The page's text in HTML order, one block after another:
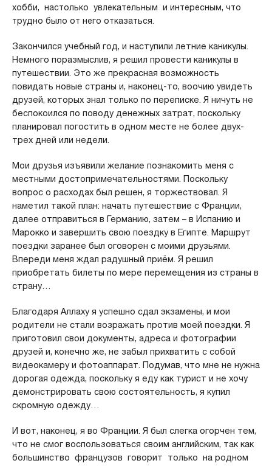
хобби, настолько увлекательным и интересным, что
трудно было от него отказаться.
Закончился учебный год, и наступили летние каникулы.
Немного поразмыслив, я решил провести каникулы в
путешествии. Это же прекрасная возможность
повидать новые страны и, наконец-то, воочию увидеть
друзей, которых знал только по переписке. Я ничуть не
беспокоился по поводу денежных затрат, поскольку
планировал погостить в одном месте не более двух-
трех дней или недели.
Мои друзья изъявили желание познакомить меня с
местными достопримечательностями. Поскольку
вопрос о расходах был решен, я торжествовал. Я
наметил такой план: начать путешествие с Франции,
далее отправиться в Германию, затем – в Испанию и
Марокко и завершить свою поездку в Египте. Маршрут
поездки заранее был оговорен с моими друзьями.
Впереди меня ждал радушный приём. Я решил
приобретать билеты по мере перемещения из страны в
страну…
Благодаря Аллаху я успешно сдал экзамены, и мои
родители не стали возражать против моей поездки. Я
приготовил свои документы, адреса и фотографии
друзей и, конечно же, не забыл прихватить с собой
видеокамеру и фотоаппарат. Подумав, что мне не нужна
дорогая одежда, поскольку я еду как турист и не хочу
демонстрировать свою состоятельность, я купил
скромную одежду…
И вот, наконец, я во Франции. Я был слегка огорчен тем,
что не смог воспользоваться своим английским, так как
большинство французов говорит только на родном